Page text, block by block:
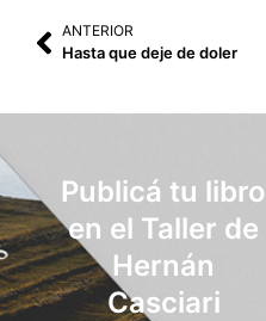
ANTERIOR
Hasta que deje de doler
Publicá tu libro
en el Taller de
Hernán
Casciari